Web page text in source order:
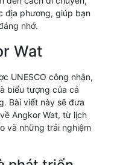
địa phương, giúp bạn
nhớ.
Wat
UNESCO công nhận,
biểu tượng của cả
Bài viết này sẽ đưa
Angkor Wat, từ lịch
và những trải nghiệm